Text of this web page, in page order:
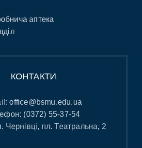
аптека
КОНТАКТИ
office@bsmu.edu.ua
(0372) 55-37-54
Чернівці, пл. Театральна, 2